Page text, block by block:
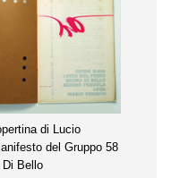
di Lucio
del Gruppo 58
Bello